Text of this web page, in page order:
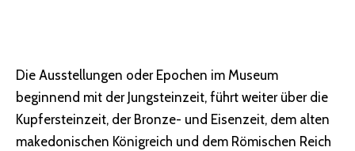
Die Ausstellungen oder Epochen im Museum
beginnend mit der Jungsteinzeit, führt weiter über die
Kupfersteinzeit, der Bronze- und Eisenzeit, dem alten
makedonischen Königreich und dem Römischen Reich